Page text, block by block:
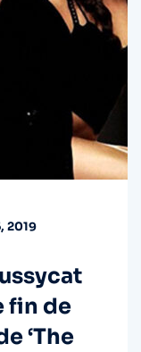
2019
fin de
‘The